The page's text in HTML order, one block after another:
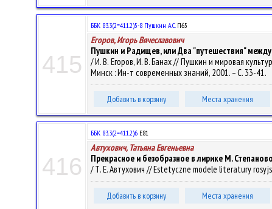
415
ББК 83.3(2=411.2)5-8 Пушкин А.С.П65
Егоров, Игорь Вячеславович
Пушкин и Радищев, или Два "путешествия"
/ И. В. Егоров, И. В. Банах // Пушкин и мировая
Минск : Ин-т современных знаний, 2001. – С. 33-41.
Добавить в корзину Места хранения
416
ББК 83.3(2=411.2)6 E81
Автухович, Татьяна Евгеньевна
Прекрасное и безобразное в лирике М.
/ Т. Е. Автухович // Estetyczne modele literatury
Добавить в корзину Места хранения